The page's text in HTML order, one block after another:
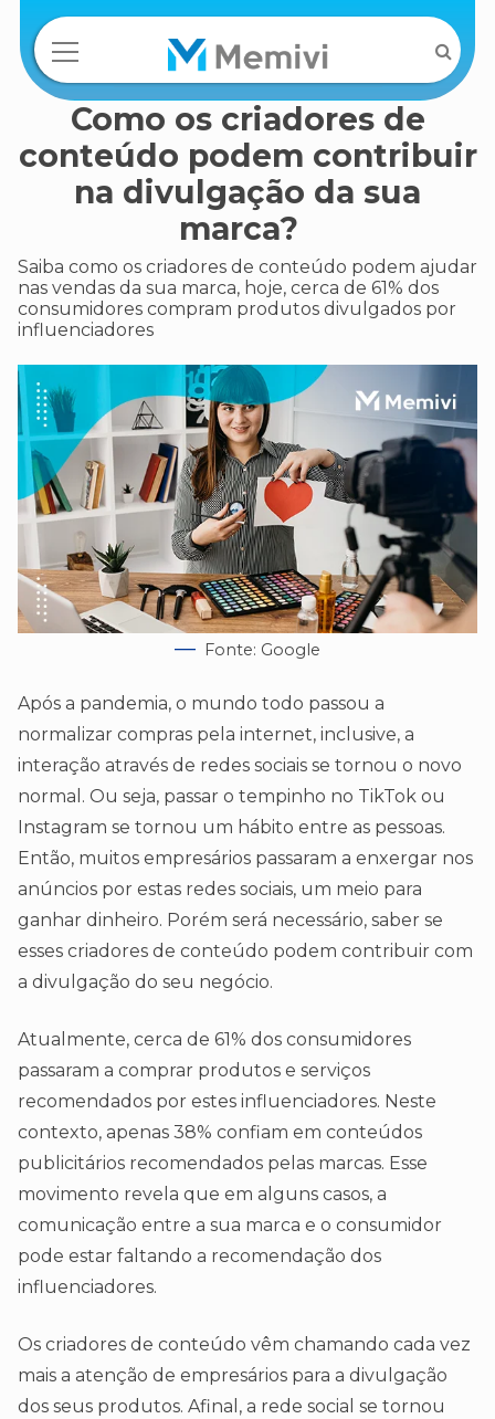
Como os criadores de
conteúdo podem contribuir
na divulgação da sua
marca?
Saiba como os criadores de conteúdo podem ajudar
nas vendas da sua marca, hoje, cerca de 61% dos
consumidores compram produtos divulgados por
influenciadores
Fonte: Google
Após a pandemia, o mundo todo passou a
normalizar compras pela internet, inclusive, a
interação através de redes sociais se tornou o novo
normal. Ou seja, passar o tempinho no TikTok ou
Instagram se tornou um hábito entre as pessoas.
Então, muitos empresários passaram a enxergar nos
anúncios por estas redes sociais, um meio para
ganhar dinheiro. Porém será necessário, saber se
esses criadores de conteúdo podem contribuir com
a divulgação do seu negócio.
Atualmente, cerca de 61% dos consumidores
passaram a comprar produtos e serviços
recomendados por estes influenciadores. Neste
contexto, apenas 38% confiam em conteúdos
publicitários recomendados pelas marcas. Esse
movimento revela que em alguns casos, a
comunicação entre a sua marca e o consumidor
pode estar faltando a recomendação dos
influenciadores.
Os criadores de conteúdo vêm chamando cada vez
mais a atenção de empresários para a divulgação
dos seus produtos. Afinal, a rede social se tornou